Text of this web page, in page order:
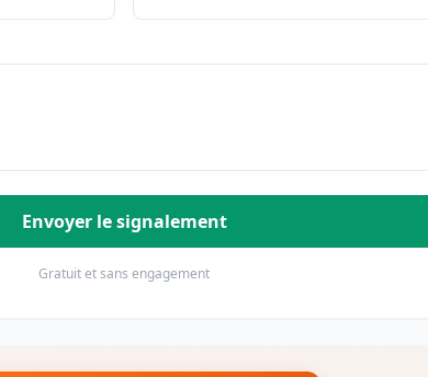
Envoyer le signalement
Gratuit et sans engagement